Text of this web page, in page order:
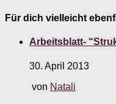
Für dich vielleicht
Arbeitsblatt-
30. April 2013
von Natali